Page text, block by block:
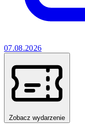
07.08.2026
Zobacz wydarzenie